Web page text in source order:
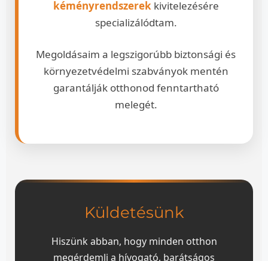
kéményrendszerekkivitelezésére
specializálódtam.
Megoldásaim a legszigorúbb biztonsági és
környezetvédelmi szabványok mentén
garantálják otthonod fenntartható
melegét.
Küldetésünk
Hiszünk abban, hogy minden otthon
megérdemli a hívogató, barátságos